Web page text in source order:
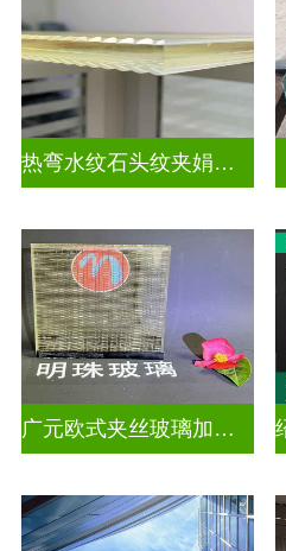
热弯水纹石头纹夹娟夹丝玻璃
广元欧式夹丝玻璃加工店